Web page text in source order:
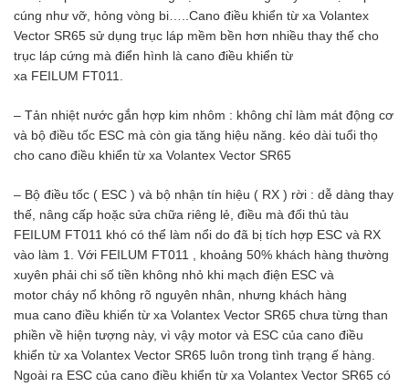
cúng như vỡ, hỏng vòng bi…..Cano điều khiển từ xa Volantex
Vector SR65 sử dụng trục láp mềm bền hơn nhiều thay thế cho
trục láp cứng mà điển hình là cano điều khiển từ
xa FEILUM FT011.
– Tản nhiệt nước gắn hợp kim nhôm : không chỉ làm mát động cơ
và bộ điều tốc ESC mà còn gia tăng hiệu năng. kéo dài tuổi thọ
cho cano điều khiển từ xa Volantex Vector SR65
– Bộ điều tốc ( ESC ) và bộ nhận tín hiệu ( RX ) rời : dễ dàng thay
thế, nâng cấp hoặc sửa chữa riêng lẻ, điều mà đối thủ tàu
FEILUM FT011 khó có thể làm nổi do đã bị tích hợp ESC và RX
vào làm 1. Với FEILUM FT011 , khoảng 50% khách hàng thường
xuyên phải chi số tiền không nhỏ khi mạch điện ESC và
motor cháy nổ không rõ nguyên nhân, nhưng khách hàng
mua cano điều khiển từ xa Volantex Vector SR65 chưa từng than
phiền về hiện tượng này, vì vậy motor và ESC của cano điều
khiển từ xa Volantex Vector SR65 luôn trong tình trạng ế hàng.
Ngoài ra ESC của cano điều khiển từ xa Volantex Vector SR65 có